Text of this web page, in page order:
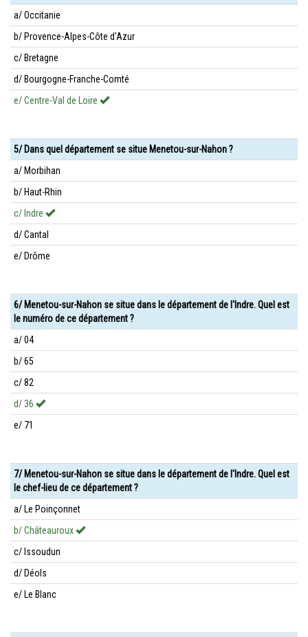
a/ Occitanie
b/ Provence-Alpes-Côte d'Azur
c/ Bretagne
d/ Bourgogne-Franche-Comté
e/ Centre-Val de Loire
5/ Dans quel département se situe Menetou-sur-Nahon ?
a/ Morbihan
b/ Haut-Rhin
c/ Indre
d/ Cantal
e/ Drôme
6/ Menetou-sur-Nahon se situe dans le département de l'Indre. Quel est
le numéro de ce département ?
a/ 04
b/ 65
c/ 82
d/ 36
e/ 71
7/ Menetou-sur-Nahon se situe dans le département de l'Indre. Quel est
le chef-lieu de ce département ?
a/ Le Poinçonnet
b/ Châteauroux
c/ Issoudun
d/ Déols
e/ Le Blanc